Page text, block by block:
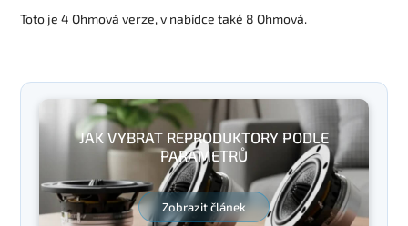
Toto je 4 Ohmová verze, v nabídce také 8 Ohmová.
JAK VYBRAT REPRODUKTORY PODLE
PARAMETRŮ
Zobrazit článek